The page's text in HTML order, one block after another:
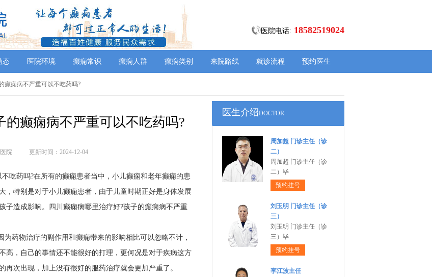
医院电话: 18582519024
态 医院环境 癫痫常识 癫痫人群 癫痫类别 来院路线 就诊流程 预约医生
癫痫病不严重可以不吃药吗?
的癫痫病不严重可以不吃药吗?
院 更新时间：2024-12-04
吃药吗?在所有的癫痫患者当中，小儿癫痫和老年癫痫的患
，特别是对于小儿癫痫患者，由于儿童时期正好是身体发展
子造成影响。四川癫痫病哪里治疗好?孩子的癫痫病不严重
药物治疗的副作用和癫痫带来的影响相比可以忽略不计，
高，自己的事情还不能很好的打理，更何况是对于疾病这方
次出现，加上没有很好的服药治疗就会更加严重了。
医生介绍DOCTOR
周加超 门诊主任（诊
二）
周加超 门诊主任（诊
二）毕
预约挂号
刘玉明 门诊主任（诊
三）
刘玉明 门诊主任（诊
三）毕
预约挂号
李江波主任